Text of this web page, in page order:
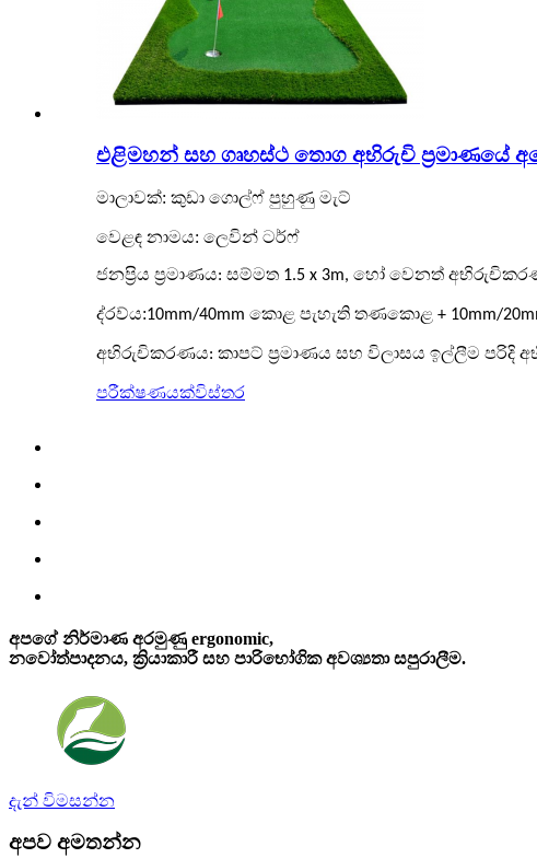
එළිමහන් සහ ගෘහස්ථ තොග අභිරුචි ප්‍රමාණයේ
මාලාවක්: කුඩා ගොල්ෆ් පුහුණු මැට්
වෙළඳ නාමය: ලෙවින් ටර්ෆ්
ජනප්‍රිය ප්‍රමාණය: සම්මත 1.5 x 3m, හෝ වෙනත්
ද්රව්ය:10mm/40mm කොළ පැහැති තණකොළ + 10mm/
අභිරුචිකරණය: කාපට් ප්‍රමාණය සහ විලාසය ඉල්ලීම පරිදි
පරීක්ෂණයක්විස්තර
අපගේ නිර්මාණ අරමුණු ergonomic,
නවෝත්පාදනය, ක්‍රියාකාරී සහ පාරිභෝගික අවශ්‍යතා සපුරාලීම.
දැන් විමසන්න
අපව අමතන්න